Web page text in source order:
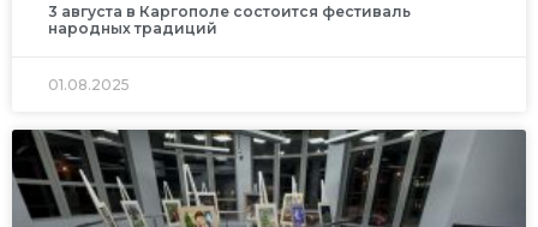
3 августа в Каргополе состоится фестиваль
народных традиций
01.08.2025